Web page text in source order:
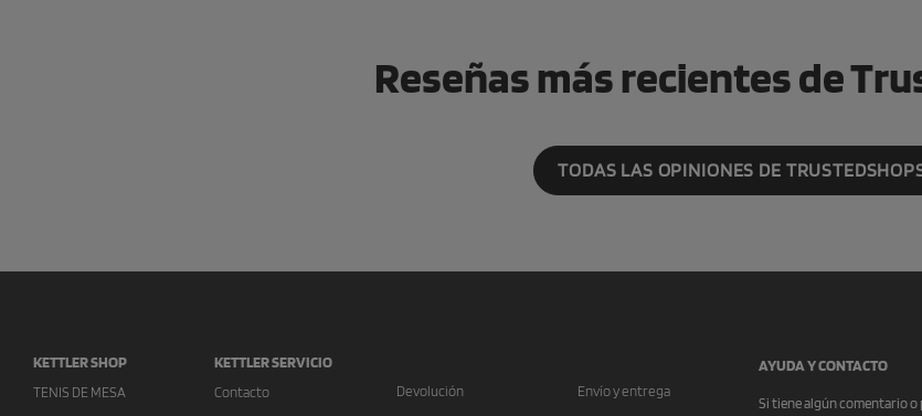
Reseñas más recientes de
TODAS LAS OPINIONES DE
KETTLER SHOP
TENIS DE MESA
KETTLER SERVICIO
Contacto
Devolución
Envío y entrega
AYUDA Y CONTACTO
Si tiene algún comentario